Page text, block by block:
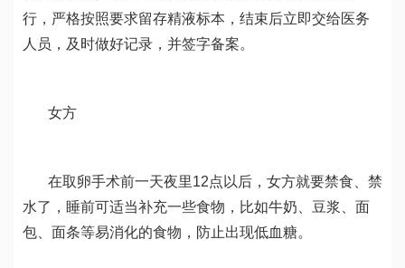
行，严格按照要求留存精液标本，结束后立即交给医务
人员，及时做好记录，并签字备案。
女方
在取卵手术前一天夜里12点以后，女方就要禁食、禁
水了，睡前可适当补充一些食物，比如牛奶、豆浆、面
包、面条等易消化的食物，防止出现低血糖。